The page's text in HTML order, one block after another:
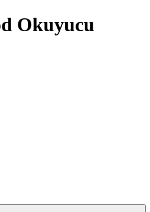
Okuyucu